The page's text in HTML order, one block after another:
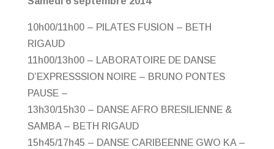
10h00/11h00 – PILATES FUSION – BETH
RIGAUD
11h00/13h00 – LABORATOIRE DE DANSE
D’EXPRESSSION NOIRE – BRUNO PONTES
PAUSE –
13h30/15h30 – DANSE AFRO BRESILIENNE &
SAMBA – BETH RIGAUD
15h45/17h45 – DANSE CARIBEENNE GWO KA –